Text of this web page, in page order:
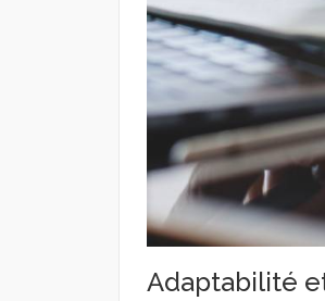
Adaptabilité